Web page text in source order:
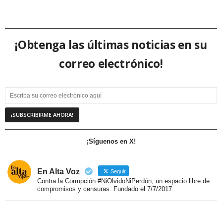
¡Obtenga las últimas noticias en su
correo electrónico!
¡Síguenos en X!
En Alta Voz Seguir
Contra la Corrupción #NiOlvidoNiPerdón, un espacio libre de
compromisos y censuras. Fundado el 7/7/2017.